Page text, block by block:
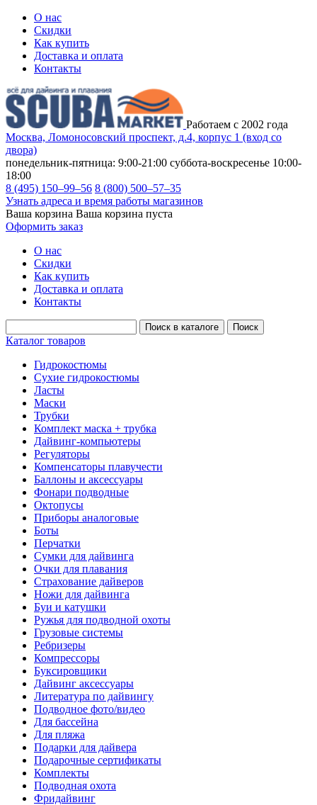
О нас
Скидки
Как купить
Доставка и оплата
Контакты
Работаем с 2002 года
Москва, Ломоносовский проспект, д.4, корпус 1 (вход со
двора)
понедельник-пятница: 9:00-21:00 суббота-воскресенье 10:00-
18:00
8 (495) 150–99–56 8 (800) 500–57–35
Узнать адреса и время работы магазинов
Ваша корзина Ваша корзина пуста
Оформить заказ
О нас
Скидки
Как купить
Доставка и оплата
Контакты
Каталог товаров
Гидрокостюмы
Сухие гидрокостюмы
Ласты
Маски
Трубки
Комплект маска + трубка
Дайвинг-компьютеры
Регуляторы
Компенсаторы плавучести
Баллоны и аксессуары
Фонари подводные
Октопусы
Приборы аналоговые
Боты
Перчатки
Сумки для дайвинга
Очки для плавания
Страхование дайверов
Ножи для дайвинга
Буи и катушки
Ружья для подводной охоты
Грузовые системы
Ребризеры
Компрессоры
Буксировщики
Дайвинг аксессуары
Литература по дайвингу
Подводное фото/видео
Для бассейна
Для пляжа
Подарки для дайвера
Подарочные сертификаты
Комплекты
Подводная охота
Фридайвинг